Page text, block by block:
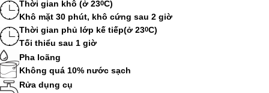
Thời gian khô (ở 230C)
Khô mặt 30 phút, khô cứng sau 2 giờ
Thời gian phủ lớp kế tiếp(ở 230C)
Tối thiểu sau 1 giờ
Pha loãng
Không quá 10% nước sạch
Rửa dụng cụ